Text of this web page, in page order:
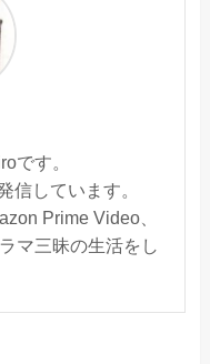
です。
信しています。
Prime Video、
マ三昧の生活をし